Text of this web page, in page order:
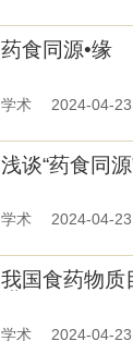
药食同源•缘
学术 2024-04-23
浅谈“药食同源
学术 2024-04-23
我国食药物质
学术 2024-04-23